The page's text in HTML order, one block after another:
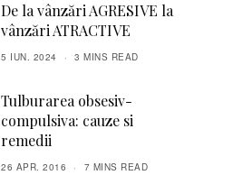
De la vânzări AGRESIVE la
vânzări ATRACTIVE
5 IUN. 2024 3 MINS READ
Tulburarea obsesiv-
compulsiva: cauze si
remedii
26 APR. 2016 7 MINS READ